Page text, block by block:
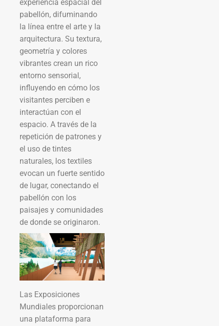
experiencia espacial del
pabellón, difuminando
la línea entre el arte y la
arquitectura. Su textura,
geometría y colores
vibrantes crean un rico
entorno sensorial,
influyendo en cómo los
visitantes perciben e
interactúan con el
espacio. A través de la
repetición de patrones y
el uso de tintes
naturales, los textiles
evocan un fuerte sentido
de lugar, conectando el
pabellón con los
paisajes y comunidades
de donde se originaron.
Las Exposiciones
Mundiales proporcionan
una plataforma para